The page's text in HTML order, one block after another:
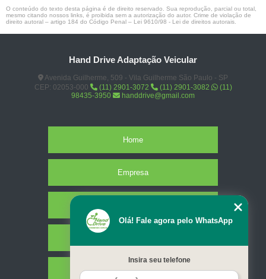
O conteúdo do texto desta página é de direito reservado. Sua reprodução, parcial ou total,
mesmo citando nossos links, é proibida sem a autorização do autor. Crime de violação de
direito autoral – artigo 184 do Código Penal – Lei 9610/98 - Lei de direitos autorais
Hand Drive Adaptação Veicular
Avenida Guilherme, 509 - Vila Guilherme São Paulo - SP
CEP: 02053-000
(11) 2901-3072 (11) 2901-3082
(11)
98435-3950
handdrive@gmail.com
Home
Empresa
Contato
Olá! Fale agora pelo WhatsApp
Insira seu telefone